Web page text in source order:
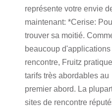
représente votre envie
maintenant: *Cerise:
trouver sa moitié.
beaucoup d'applications
rencontre, Fruitz
tarifs très abordables au
premier abord. La
sites de rencontre